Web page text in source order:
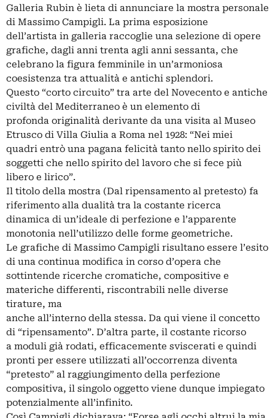
Galleria Rubin è lieta di annunciare la mostra personale
di Massimo Campigli. La prima esposizione
dell’artista in galleria raccoglie una selezione di opere
grafiche, dagli anni trenta agli anni sessanta, che
celebrano la figura femminile in un’armoniosa
coesistenza tra attualità e antichi splendori.
Questo “corto circuito” tra arte del Novecento e antiche
civiltà del Mediterraneo è un elemento di
profonda originalità derivante da una visita al Museo
Etrusco di Villa Giulia a Roma nel 1928: “Nei miei
quadri entrò una pagana felicità tanto nello spirito dei
soggetti che nello spirito del lavoro che si fece più
libero e lirico”.
Il titolo della mostra (Dal ripensamento al pretesto) fa
riferimento alla dualità tra la costante ricerca
dinamica di un’ideale di perfezione e l’apparente
monotonia nell’utilizzo delle forme geometriche.
Le grafiche di Massimo Campigli risultano essere l’esito
di una continua modifica in corso d’opera che
sottintende ricerche cromatiche, compositive e
materiche differenti, riscontrabili nelle diverse
tirature, ma
anche all’interno della stessa. Da qui viene il concetto
di “ripensamento”. D’altra parte, il costante ricorso
a moduli già rodati, efficacemente sviscerati e quindi
pronti per essere utilizzati all’occorrenza diventa
“pretesto” al raggiungimento della perfezione
compositiva, il singolo oggetto viene dunque impiegato
potenzialmente all’infinito.